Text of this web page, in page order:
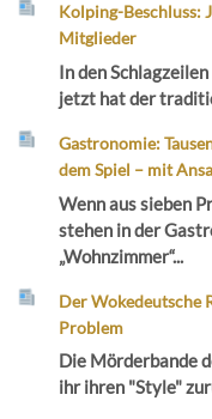
Kolping-Beschluss:
Mitglieder
In den
jetzt hat der
Gastronomie:
dem Spiel – mit
Wenn aus sieben
stehen in der
„Wohnzimmer“...
Der Wokedeutsche
Problem
Die Mörderbande
ihr ihren "Style"